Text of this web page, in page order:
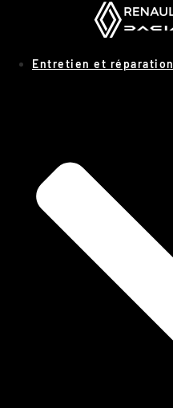
Panneau de gestion des cookies
Entretien et réparation